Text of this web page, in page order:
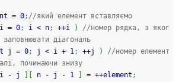
= 0; //який елемент вставляємо
i = 0; i < n; ++i )
//номер рядка, з яког
діагональ
j = 0; j < i + 1; ++j )
//номер елемент
починаючи знизу
i - j n - j - 1 = ++element ;